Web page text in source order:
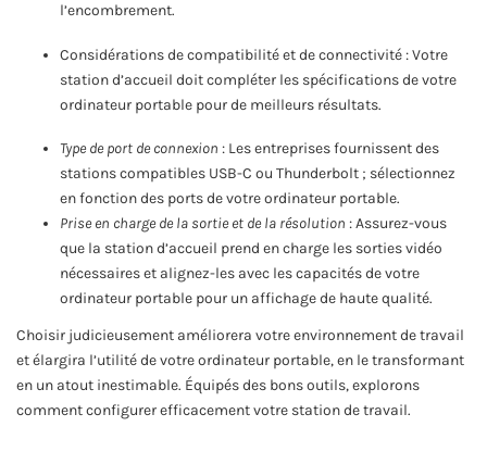
l’encombrement.
Considérations de compatibilité et de connectivité : Votre
station d’accueil doit compléter les spécifications de votre
ordinateur portable pour de meilleurs résultats.
Type de port de connexion : Les entreprises fournissent des
stations compatibles USB-C ou Thunderbolt ; sélectionnez
en fonction des ports de votre ordinateur portable.
Prise en charge de la sortie et de la résolution : Assurez-vous
que la station d’accueil prend en charge les sorties vidéo
nécessaires et alignez-les avec les capacités de votre
ordinateur portable pour un affichage de haute qualité.
Choisir judicieusement améliorera votre environnement de travail
et élargira l’utilité de votre ordinateur portable, en le transformant
en un atout inestimable. Équipés des bons outils, explorons
comment configurer efficacement votre station de travail.